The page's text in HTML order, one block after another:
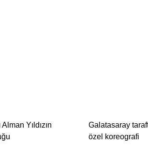
Yıldızın
Galatasaray
özel koreografi